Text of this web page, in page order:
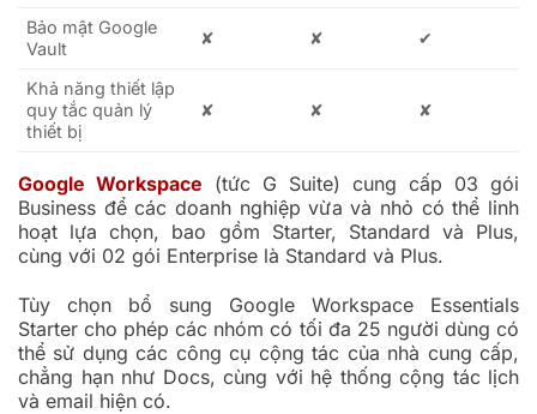
Bảo mật Google
Vault
✘ ✘ ✔
Khả năng thiết lập
quy tắc quản lý
thiết bị
✘ ✘ ✘
Google Workspace (tức G Suite) cung cấp 03 gói
Business để các doanh nghiệp vừa và nhỏ có thể linh
hoạt lựa chọn, bao gồm Starter, Standard và Plus,
cùng với 02 gói Enterprise là Standard và Plus.
Tùy chọn bổ sung Google Workspace Essentials
Starter cho phép các nhóm có tối đa 25 người dùng có
thể sử dụng các công cụ cộng tác của nhà cung cấp,
chẳng hạn như Docs, cùng với hệ thống cộng tác lịch
và email hiện có.